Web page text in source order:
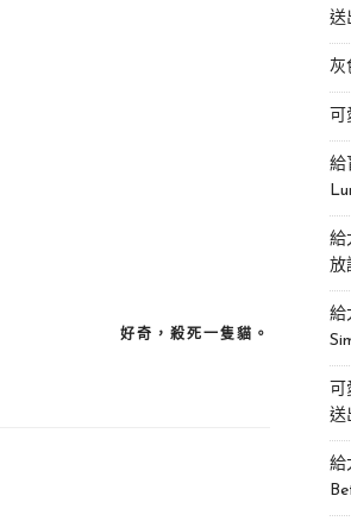
好奇，殺死一隻貓。
送
灰
可
給
給
放
給
可
送
給